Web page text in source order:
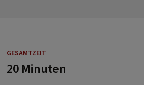
GESAMTZEIT
20 Minuten